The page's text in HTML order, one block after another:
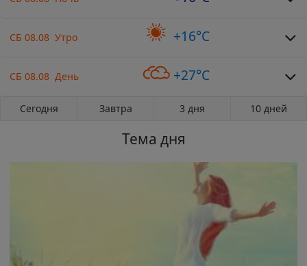
СБ 08.08 Утро +16°C
СБ 08.08 День +27°C
Сегодня Завтра 3 дня 10 дней
Тема дня